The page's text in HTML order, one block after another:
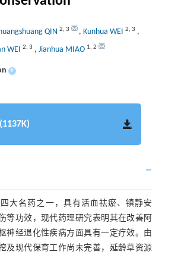
QIN 2, 3 , Kunhua WEI 2, 3 ,
WEI 2, 3 , Jianhua MIAO 1, 2
+
大名药之一，具有活血祛瘀、镇静安
等功效，现代药理研究表明其在改善阿
神经退化性疾病方面具有一定疗效。由
及现代保育工作尚未完善，延龄草资源